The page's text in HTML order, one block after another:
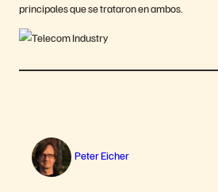
principales que se trataron en ambos.
Peter Eicher